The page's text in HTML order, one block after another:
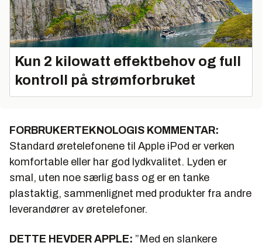
Kun 2 kilowatt effektbehov og full
kontroll på strømforbruket
FORBRUKERTEKNOLOGIS KOMMENTAR:
Standard øretelefonene til Apple iPod er verken
komfortable eller har god lydkvalitet. Lyden er
smal, uten noe særlig bass og er en tanke
plastaktig, sammenlignet med produkter fra andre
leverandører av øretelefoner.
DETTE HEVDER APPLE: ”Med en slankere